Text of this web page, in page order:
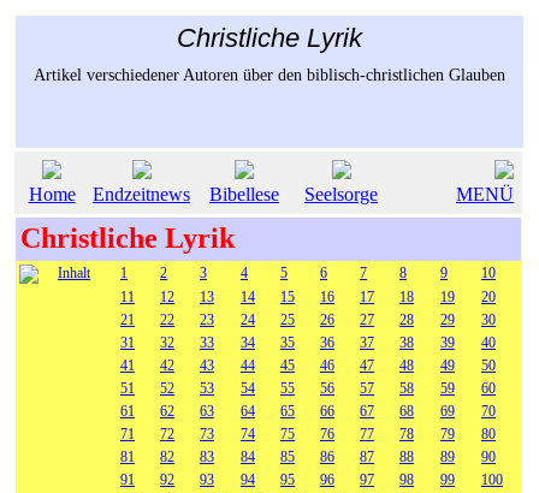
Christliche Lyrik
Artikel verschiedener Autoren über den biblisch-christlichen Glauben
Home Endzeitnews Bibellese Seelsorge MENÜ
Christliche Lyrik
Inhalt 1 2 3 4 5 6 7 8 9
10
11
12 13 14 15 16 17 18 19
20
21
22 23 24 25 26 27 28 29
30
31
32 33 34 35 36 37 38 39
40
41
42 43 44 45 46 47 48 49
50
51
52 53 54 55 56 57 58 59
60
61
62 63 64 65 66 67 68 69
70
71
72 73 74 75 76 77 78 79
80
81
82 83 84 85 86 87 88 89
90
91
92 93 94 95 96 97 98 99
100